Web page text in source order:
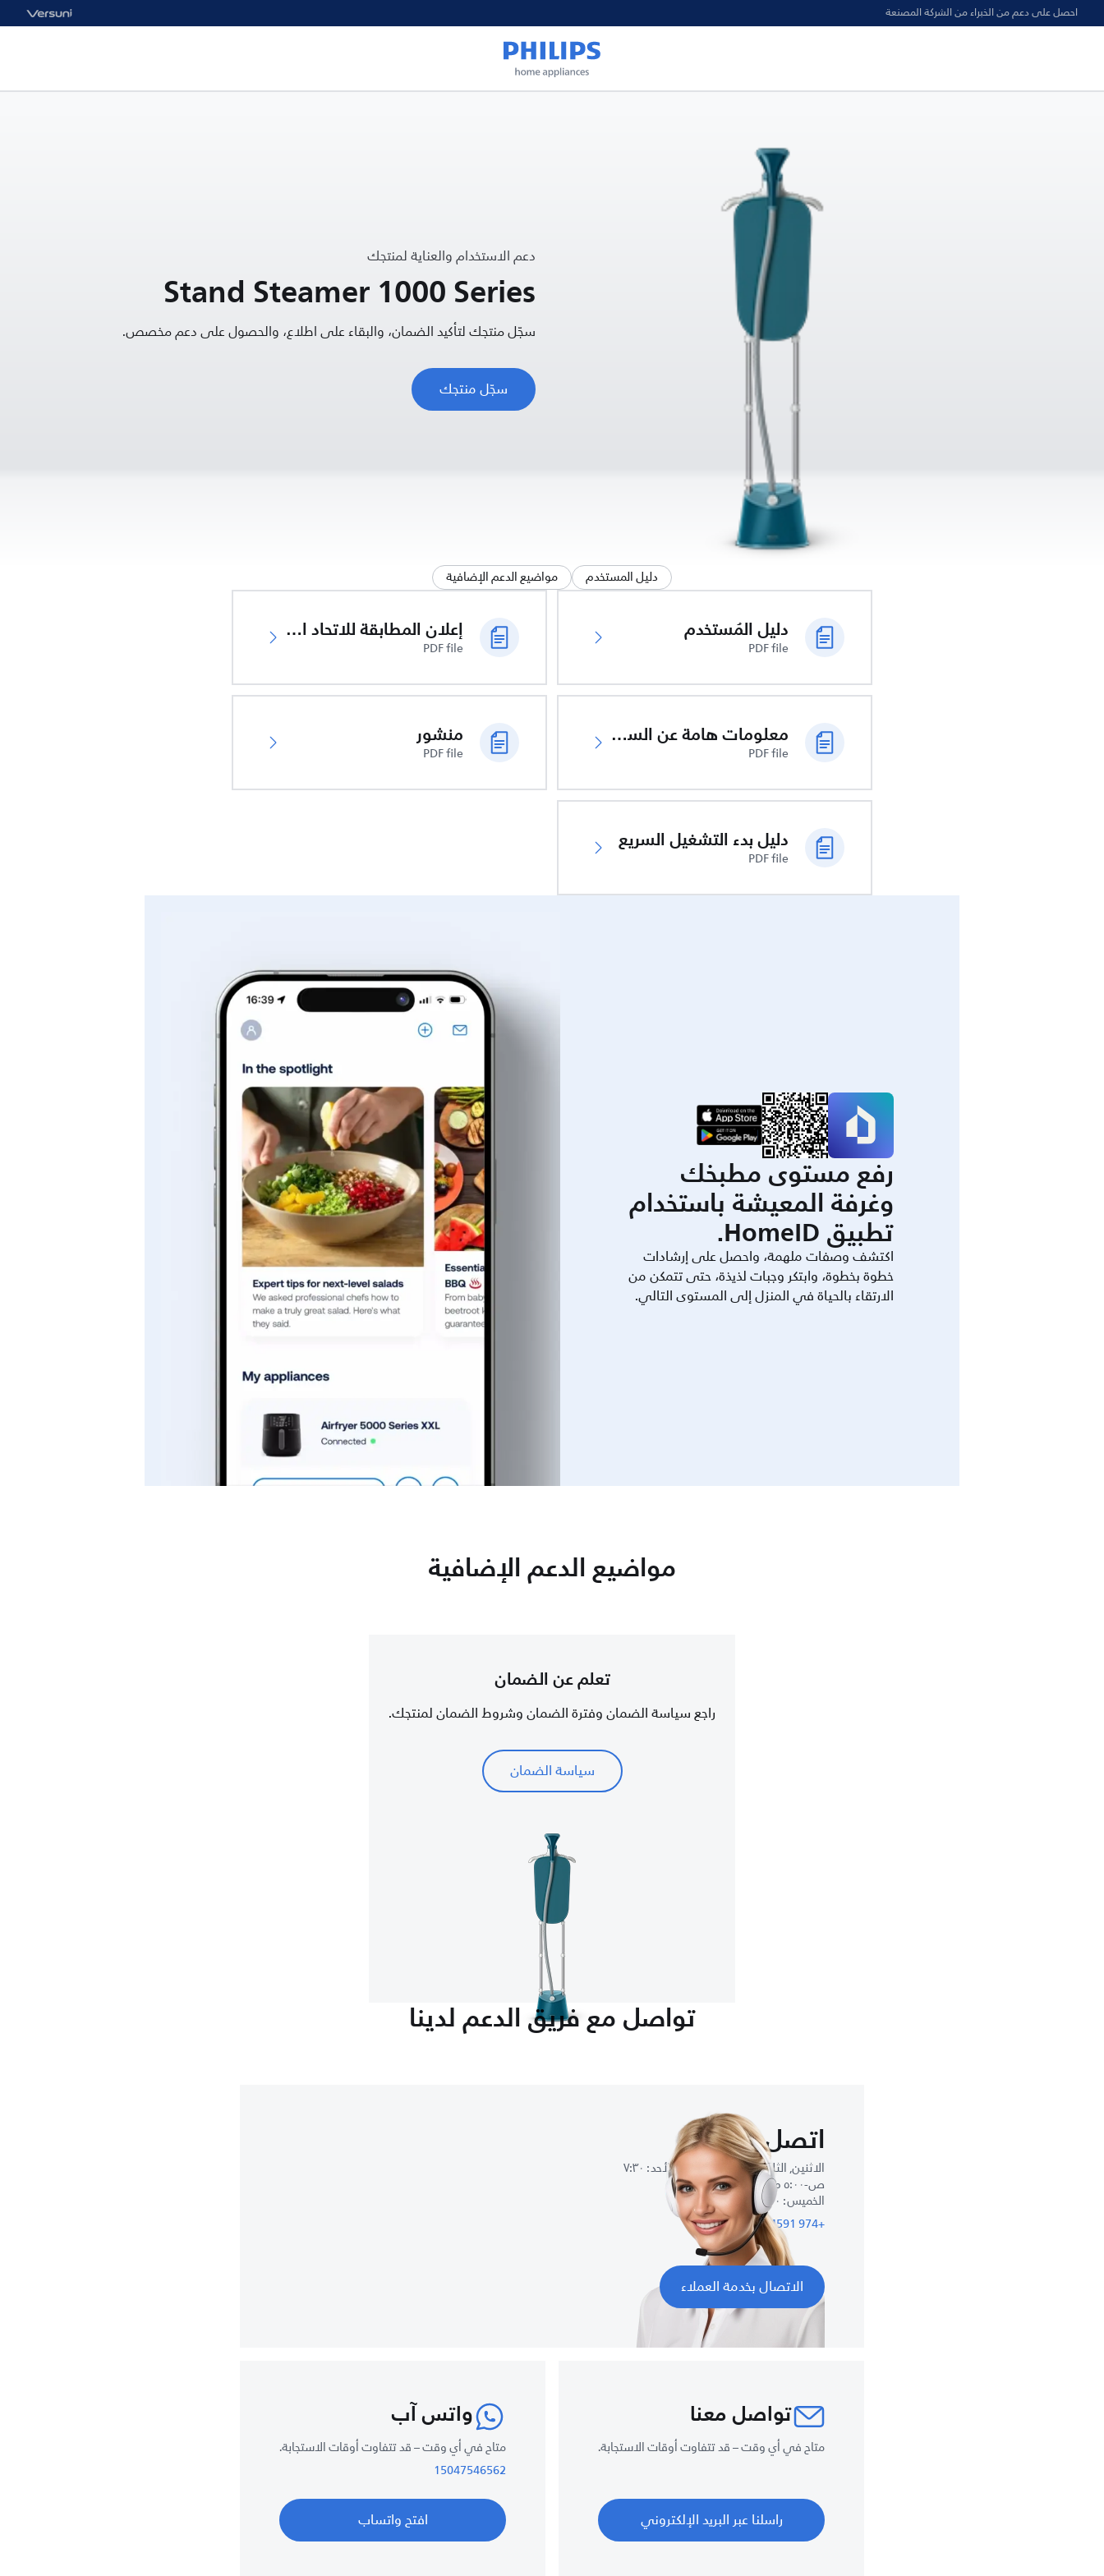
احصل على دعم من الخبراء من الشركة المصنعة
دعم الاستخدام والعناية لمنتجك
Stand Steamer 1000 Series
سجّل منتجك لتأكيد الضمان، والبقاء على اطلاع، والحصول على دعم مخصص.
سجّل منتجك
دليل المستخدم مواضيع الدعم الإضافية
دليل المُستخدم
PDF file
إعلان المطابقة للاتحاد الأوروبي
PDF file
معلومات هامة عن السلامة
PDF file
منشور
PDF file
دليل بدء التشغيل السريع
PDF file
رفع مستوى مطبخك
وغرفة المعيشة باستخدام
تطبيق HomeID.
اكتشف وصفات ملهمة، واحصل على إرشادات
خطوة بخطوة، وابتكر وجبات لذيذة، حتى تتمكن من
الارتقاء بالحياة في المنزل إلى المستوى التالي.
مواضيع الدعم الإضافية
تعلم عن الضمان
راجع سياسة الضمان وفترة الضمان وشروط الضمان لمنتجك.
سياسة الضمان
تواصل مع فريق الدعم لدينا
اتصل بنا
الاثنين, الثلاثاء, الأربعاء, السبت, الأحد : ٧:٣٠
ص-٥:٠٠ م
الخميس : ٧:٣٠ ص-١:٠٠ م
+974 44504591
الاتصال بخدمة العملاء
تواصل معنا
متاح في أي وقت – قد تتفاوت أوقات الاستجابة.
راسلنا عبر البريد الإلكتروني
واتس آب
متاح في أي وقت – قد تتفاوت أوقات الاستجابة.
15047546562
افتح واتساب